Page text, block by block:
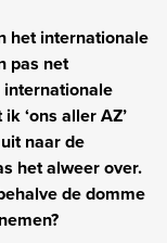
het internationale
pas net
internationale
‘ons aller AZ’
naar de
het alweer over.
de domme